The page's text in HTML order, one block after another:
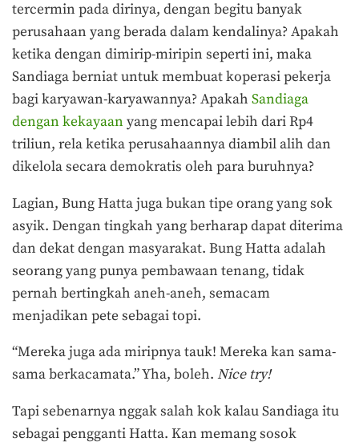
tercermin pada dirinya, dengan begitu banyak
perusahaan yang berada dalam kendalinya? Apakah
ketika dengan dimirip-miripin seperti ini, maka
Sandiaga berniat untuk membuat koperasi pekerja
bagi karyawan-karyawannya? Apakah Sandiaga
dengan kekayaan yang mencapai lebih dari Rp4
triliun, rela ketika perusahaannya diambil alih dan
dikelola secara demokratis oleh para buruhnya?
Lagian, Bung Hatta juga bukan tipe orang yang sok
asyik. Dengan tingkah yang berharap dapat diterima
dan dekat dengan masyarakat. Bung Hatta adalah
seorang yang punya pembawaan tenang, tidak
pernah bertingkah aneh-aneh, semacam
menjadikan pete sebagai topi.
“Mereka juga ada miripnya tauk! Mereka kan sama-
sama berkacamata.” Yha, boleh. Nice try!
Tapi sebenarnya nggak salah kok kalau Sandiaga itu
sebagai pengganti Hatta. Kan memang sosok